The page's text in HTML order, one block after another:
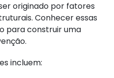
originado por fatores
Conhecer essas
para construir uma
incluem: